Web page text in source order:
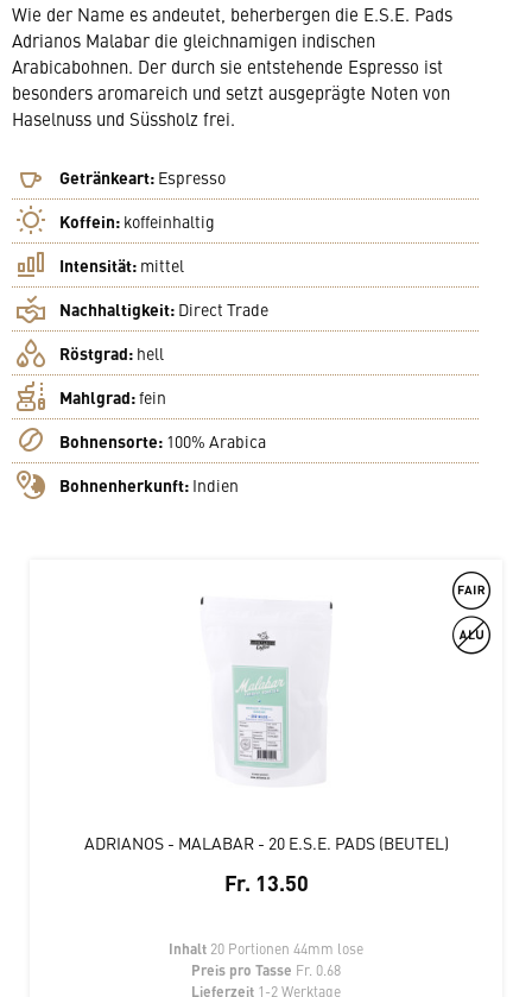
Wie der Name es andeutet, beherbergen die E.S.E. Pads
Adrianos Malabar die gleichnamigen indischen
Arabicabohnen. Der durch sie entstehende Espresso ist
besonders aromareich und setzt ausgeprägte Noten von
Haselnuss und Süssholz frei.
Getränkeart: Espresso
Koffein: koffeinhaltig
Intensität: mittel
Nachhaltigkeit: Direct Trade
Röstgrad: hell
Mahlgrad:fein
Bohnensorte: 100% Arabica
Bohnenherkunft: Indien
ADRIANOS - MALABAR - 20 E.S.E. PADS (BEUTEL)
Fr. 13.50
Inhalt 20 Portionen 44mm lose
Preis pro Tasse Fr. 0.68
Lieferzeit 1-2 Werktage